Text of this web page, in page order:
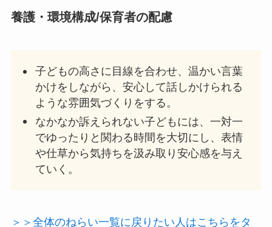
養護・環境構成/保育者の配慮
子どもの高さに目線を合わせ、温かい言葉
かけをしながら、安心して話しかけられる
ような雰囲気づくりをする。
なかなか訴えられない子どもには、一対一
でゆったりと関わる時間を大切にし、表情
や仕草から気持ちを汲み取り安心感を与え
ていく。
＞＞全体のねらい一覧に戻りたい人はこちらをタ